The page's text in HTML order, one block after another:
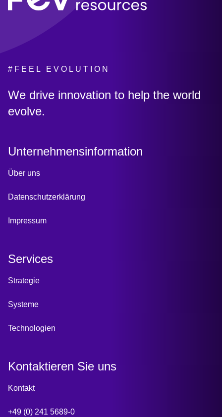
#FEEL EVOLUTION
:
We drive innovation to help the world
evolve.
Unternehmensinformation
Über uns
Datenschutzerklärung
Impressum
Services
Strategie
Systeme
Technologien
Kontaktieren Sie uns
Kontakt
+49 (0) 241 5689-0